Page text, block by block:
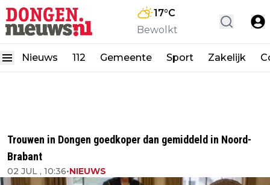
17°C
Bewolkt
Nieuws 112 Gemeente Sport Zakelijk
Trouwen in Dongen goedkoper dan gemiddeld in Noord-
Brabant
02 JUL , 10:36•NIEUWS